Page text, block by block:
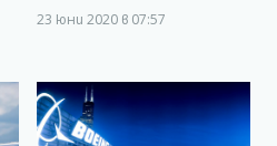
23 юни 2020 в 07:57